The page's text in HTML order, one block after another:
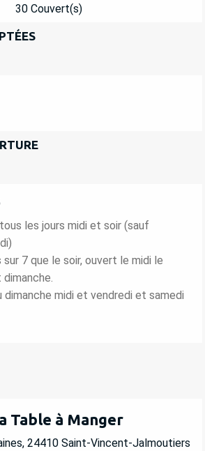
30 Couvert(s)
les jours midi et soir (sauf
7 que le soir, ouvert le midi le
dimanche midi et vendredi et samedi
Table à Manger
24410 Saint-Vincent-Jalmoutiers